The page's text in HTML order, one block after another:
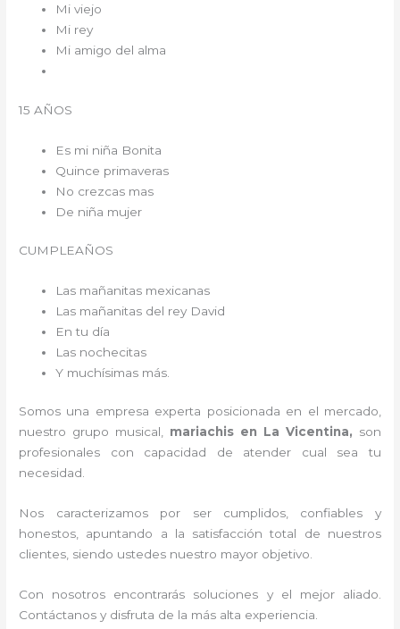
Mi viejo
Mi rey
Mi amigo del alma
15 AÑOS
Es mi niña Bonita
Quince primaveras
No crezcas mas
De niña mujer
CUMPLEAÑOS
Las mañanitas mexicanas
Las mañanitas del rey David
En tu día
Las nochecitas
Y muchísimas más.
Somos una empresa experta posicionada en el mercado,
nuestro grupo musical, mariachis en La Vicentina, son
profesionales con capacidad de atender cual sea tu
necesidad.
Nos caracterizamos por ser cumplidos, confiables y
honestos, apuntando a la satisfacción total de nuestros
clientes, siendo ustedes nuestro mayor objetivo.
Con nosotros encontrarás soluciones y el mejor aliado.
Contáctanos y disfruta de la más alta experiencia.